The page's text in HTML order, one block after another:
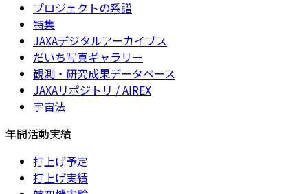
プロジェクトの系譜
特集
JAXAデジタルアーカイブス
だいち写真ギャラリー
観測・研究成果データベース
JAXAリポジトリ / AIREX
宇宙法
年間活動実績
打上げ予定
打上げ実績